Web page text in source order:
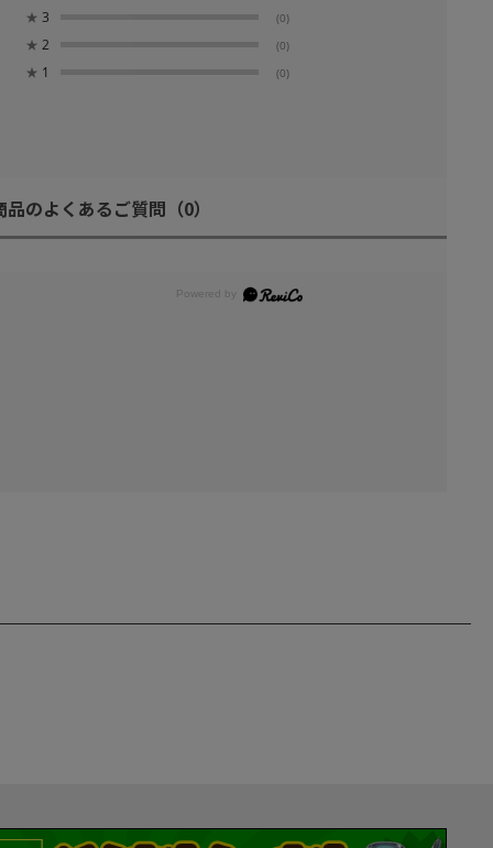
★ 3 (0)
★ 2 (0)
★ 1 (0)
品のよくあるご質問 （0）